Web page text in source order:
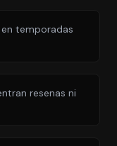
temporadas
resenas ni